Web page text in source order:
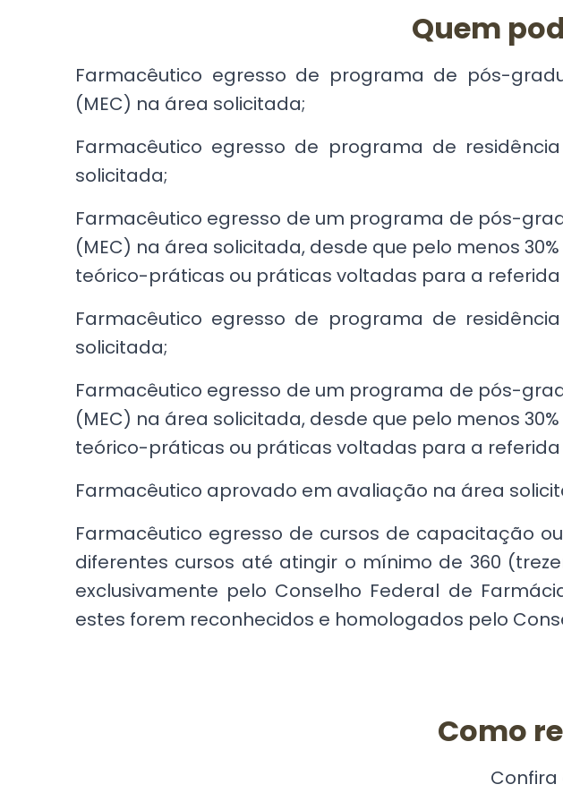
Quem
Farmacêutico egresso de programa de pós-
(MEC) na área solicitada;
Farmacêutico egresso de programa de
solicitada;
Farmacêutico egresso de um programa de pós-
(MEC) na área solicitada, desde que pelo menos
teórico-práticas ou práticas voltadas para a referida
Farmacêutico egresso de programa de
solicitada;
Farmacêutico egresso de um programa de pós-
(MEC) na área solicitada, desde que pelo menos
teórico-práticas ou práticas voltadas para a referida
Farmacêutico aprovado em avaliação na área
Farmacêutico egresso de cursos de capacitação
diferentes cursos até atingir o mínimo de 360
exclusivamente pelo Conselho Federal de
estes forem reconhecidos e homologados pelo
Como
Confira